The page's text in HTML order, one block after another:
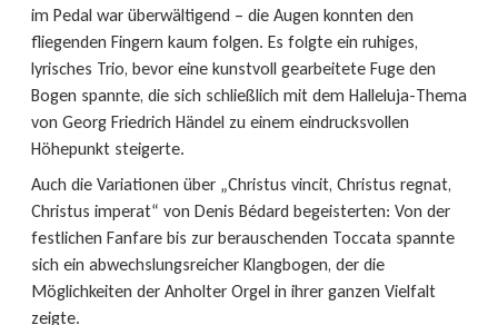
im Pedal war überwältigend – die Augen konnten den
fliegenden Fingern kaum folgen. Es folgte ein ruhiges,
lyrisches Trio, bevor eine kunstvoll gearbeitete Fuge den
Bogen spannte, die sich schließlich mit dem Halleluja-Thema
von Georg Friedrich Händel zu einem eindrucksvollen
Höhepunkt steigerte.
Auch die Variationen über „Christus vincit, Christus regnat,
Christus imperat“ von Denis Bédard begeisterten: Von der
festlichen Fanfare bis zur berauschenden Toccata spannte
sich ein abwechslungsreicher Klangbogen, der die
Möglichkeiten der Anholter Orgel in ihrer ganzen Vielfalt
zeigte.